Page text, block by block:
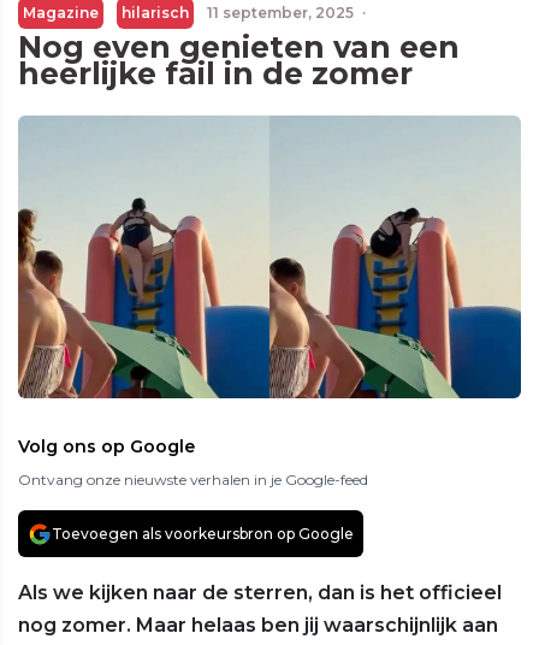
Magazine hilarisch 11 september, 2025 ·
Nog even genieten van een
heerlijke fail in de zomer
Volg ons op Google
Ontvang onze nieuwste verhalen in je Google-feed
Toevoegen als voorkeursbron op Google
Als we kijken naar de sterren, dan is het officieel
nog zomer. Maar helaas ben jij waarschijnlijk aan